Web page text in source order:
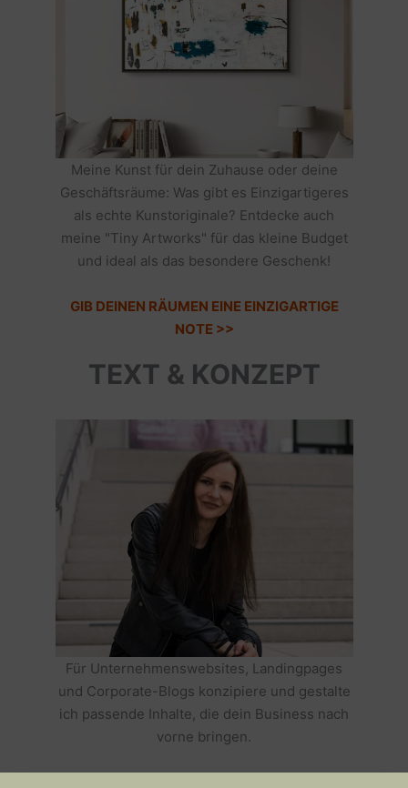
Meine Kunst für dein Zuhause oder deine
Geschäftsräume: Was gibt es Einzigartigeres
als echte Kunstoriginale? Entdecke auch
meine "Tiny Artworks" für das kleine Budget
und ideal als das besondere Geschenk!
GIB DEINEN RÄUMEN EINE EINZIGARTIGE
NOTE >>
TEXT & KONZEPT
Für Unternehmenswebsites, Landingpages
und Corporate-Blogs konzipiere und gestalte
ich passende Inhalte, die dein Business nach
vorne bringen.